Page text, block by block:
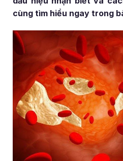
cùng tìm hiểu ngay trong